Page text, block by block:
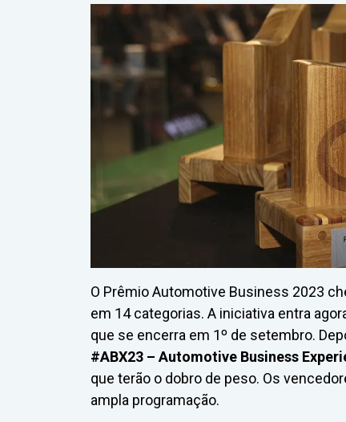
O Prêmio Automotive Business 2023
em 14 categorias. A iniciativa entra
que se encerra em 1º de setembro.
#ABX23 – Automotive Business
que terão o dobro de peso. Os
ampla programação.